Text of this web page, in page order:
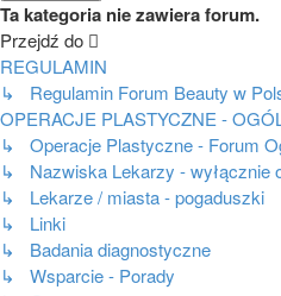
Ta kategoria nie zawiera forum.
Przejdź do
REGULAMIN
↳ Regulamin Forum Beauty w
OPERACJE PLASTYCZNE -
↳ Operacje Plastyczne - Forum
↳ Nazwiska Lekarzy - wyłącznie
↳ Lekarze / miasta - pogaduszki
↳ Linki
↳ Badania diagnostyczne
↳ Wsparcie - Porady